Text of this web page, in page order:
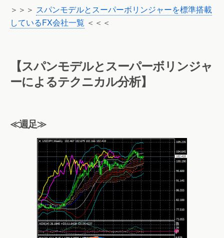
＞＞＞ スパンモデルとスーパーボリンジャーを標準搭載
しているFX会社一覧 ＜＜＜
【スパンモデルとスーパーボリンジャ
ーによるテクニカル分析】
≪週足≫